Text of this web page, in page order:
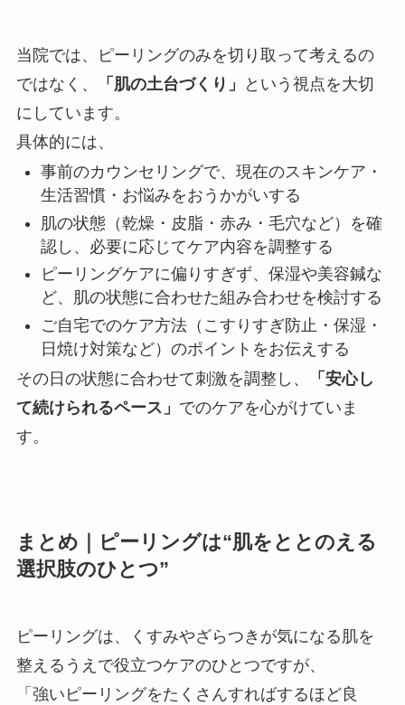
当院では、ピーリングのみを切り取って考えるの
ではなく、
「肌の土台づくり」
という視点を大切
にしています。
具体的には、
事前のカウンセリングで、現在のスキンケア・
生活習慣・お悩みをおうかがいする
肌の状態（乾燥・皮脂・赤み・毛穴など）を確
認し、必要に応じてケア内容を調整する
ピーリングケアに偏りすぎず、保湿や美容鍼な
ど、肌の状態に合わせた組み合わせを検討する
ご自宅でのケア方法（こすりすぎ防止・保湿・
日焼け対策など）のポイントをお伝えする
その日の状態に合わせて刺激を調整し、
「安心し
て続けられるペース」 でのケアを心がけていま
す。
まとめ｜ピーリングは“肌をととのえる
選択肢のひとつ”
ピーリングは、くすみやざらつきが気になる肌を
整えるうえで役立つケアのひとつですが、
「強いピーリングをたくさんすればするほど良